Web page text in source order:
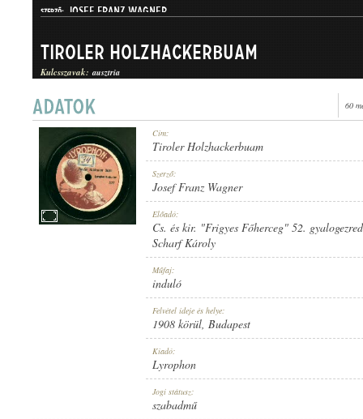
SZERZŐ: JOSEF FRANZ WAGNER
INDULÓ
1908 KÖRÜL
Tiroler Holzhackerbuam
Kulcsszavak: ausztria
60
Cím:
Tiroler Holzhackerbuam
Szerző:
Josef Franz Wagner
Előadó:
Cs. és kir. "Frigyes Főherceg" 52.
Scharf Károly
Műfaj:
induló
Felvétel ideje és helye:
1908 körül, Budapest
Kiadó:
Lyrophon
Jogi státusz:
szabadmű